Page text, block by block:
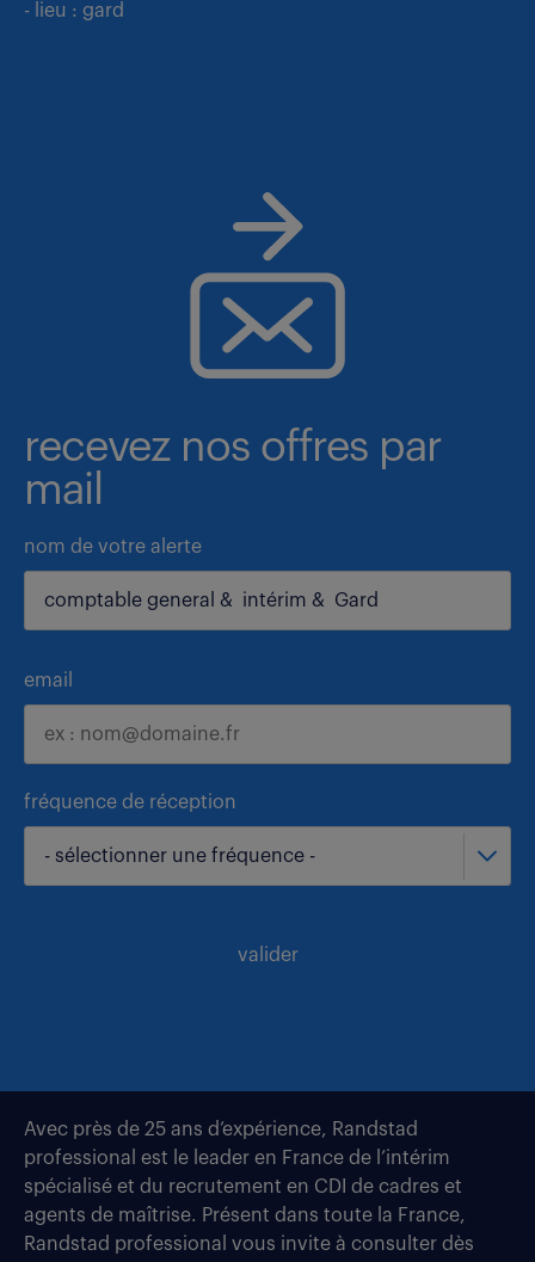
- lieu : gard
recevez nos offres par
mail
nom de votre alerte
email
fréquence de réception
- sélectionner une fréquence -
valider
Avec près de 25 ans d’expérience, Randstad
professional est le leader en France de l’intérim
spécialisé et du recrutement en CDI de cadres et
agents de maîtrise. Présent dans toute la France,
Randstad professional vous invite à consulter dès